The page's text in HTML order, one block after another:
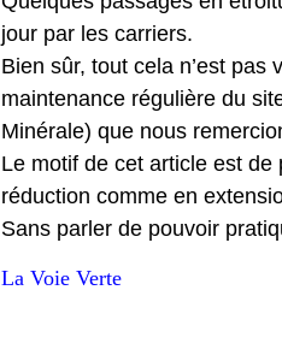
jour par les carriers.
Bien sûr, tout cela n’est
maintenance régulière du
Minérale) que nous
Le motif de cet article est
réduction comme en
Sans parler de pouvoir
La Voie Verte